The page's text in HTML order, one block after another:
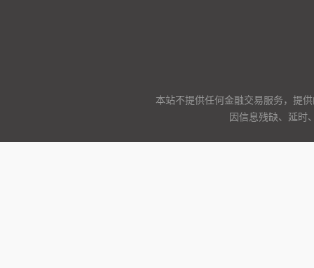
本站不提供任何金融交易服务，提
因信息残缺、延时